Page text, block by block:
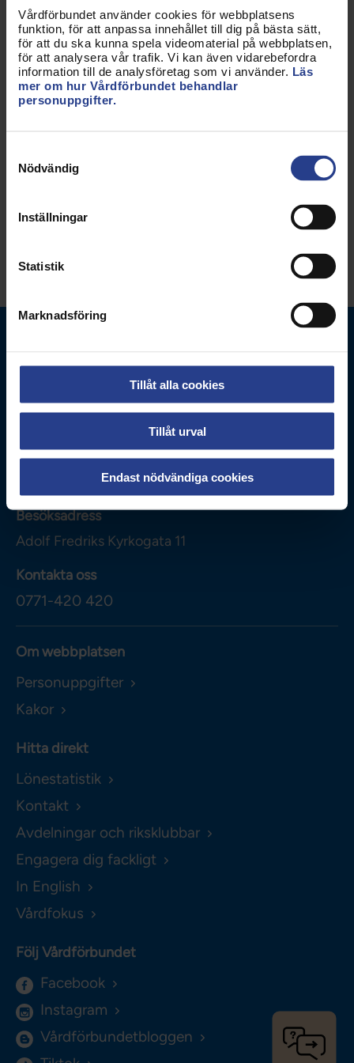
Vårdförbundet använder cookies för webbplatsens
funktion, för att anpassa innehållet till dig på bästa sätt,
för att du ska kunna spela videomaterial på webbplatsen,
för att analysera vår trafik. Vi kan även vidarebefordra
information till de analysföretag som vi använder. Läs
mer om hur Vårdförbundet behandlar
personuppgifter.
Nödvändig
Inställningar
Statistik
Marknadsföring
Tillåt alla cookies
Tillåt urval
Endast nödvändiga cookies
gratis. Cirka 10 dagar innan din prenumeration går
ut kommer ett erbjudande om att fortsätta läsa
och då övergår prenumerationen till en
tillsvidareprenumeration. Om inget görs så avslutas
prenumerationen automatiskt.
Uppdaterad:
Dela sidan:
Box 3260
Stockholm
Besöksadress
Adolf Fredriks Kyrkogata 11
Kontakta oss
0771-420 420
Om webbplatsen
Personuppgifter
Kakor
Hitta direkt
Lönestatistik
Kontakt
Avdelningar och riksklubbar
Engagera dig fackligt
In English
Vårdfokus
Följ Vårdförbundet
Facebook
Instagram
Vårdförbundetbloggen